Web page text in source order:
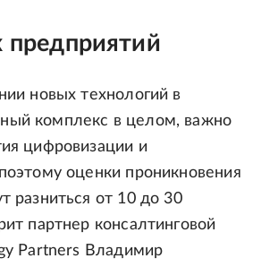
новых технологий в
комплекс в целом, важно
цифровизации и
оценки проникновения
разниться от 10 до 30
партнер консалтинговой
Partners Владимир